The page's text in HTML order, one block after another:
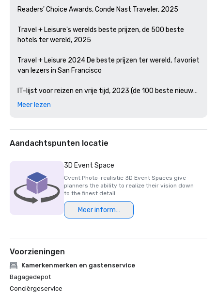
Readers' Choice Awards, Conde Nast Traveler, 2025
Travel + Leisure's werelds beste prijzen, de 500 beste
hotels ter wereld, 2025
Travel + Leisure 2024 De beste prijzen ter wereld, favoriet
van lezers in San Francisco
IT-lijst voor reizen en vrije tijd, 2023 (de 100 beste nieuwe
hotels ter wereld)
De beste bars in Amerika, Esquire 2024
Michelingids, 2024 (Restauraties van favoriete hotels in
2023)
HSMAI Adrian Award, 2024
Finalist van de Northstar Meetings Group Stella Award,
Meer lezen
Aandachtspunten locatie
3D Event Space
Cvent Photo-realistic 3D Event Spaces give
planners the ability to realize their vision down
to the finest detail.
Meer informatie
Voorzieningen
Kamerkenmerken en gastenservice
Bagagedepot
Conciërgeservice